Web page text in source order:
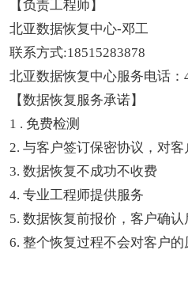
【负责工程师】
北亚数据恢复中心-邓工
联系方式:18515283878
北亚数据恢复中心服务电话：
【数据恢复服务承诺】
1 . 免费检测
2. 与客户签订保密协议，对
3. 数据恢复不成功不收费
4. 专业工程师提供服务
5. 数据恢复前报价，客户确
6. 整个恢复过程不会对客户